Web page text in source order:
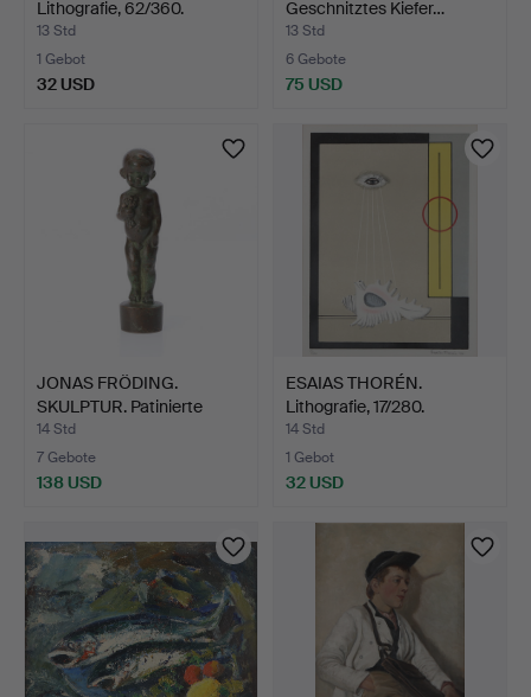
Lithografie, 62/360.
Nattän…
13 Std
1 Gebot
32 USD
Geschnitztes Kiefer…
13 Std
6 Gebote
75 USD
JONAS FRÖDING.
SKULPTUR. Patinierte
Bronze…
14 Std
7 Gebote
138 USD
ESAIAS THORÉN.
Lithografie, 17/280.
Kompos…
14 Std
1 Gebot
32 USD